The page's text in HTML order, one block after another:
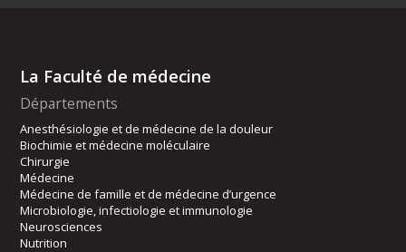
La Faculté de médecine
Départements
Anesthésiologie et de médecine de la douleur
Biochimie et médecine moléculaire
Chirurgie
Médecine
Médecine de famille et de médecine d’urgence
Microbiologie, infectiologie et immunologie
Neurosciences
Nutrition